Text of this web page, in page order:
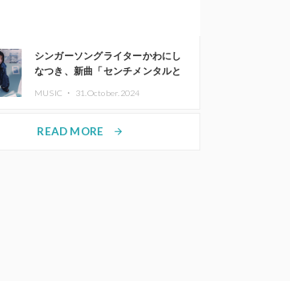
シンガーソングライターかわにし
なつき、新曲「センチメンタルと
MUSIC ・ 31.October.2024
READ MORE arrow_forward